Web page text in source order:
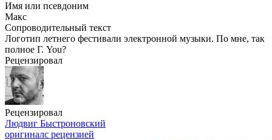
Имя или псевдоним
Макс
Сопроводительный текст
Логотип летнего фестивали электронной музыки. По мне, так
полное Г. You?
Рецензировал
Рецензировал
Людвиг Быстроновский
оригиналс рецензией